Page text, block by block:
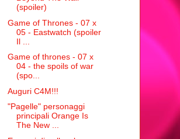
(spoiler)
Game of Thrones - 07 x
05 - Eastwatch (spoiler
Il ...
Game of thrones - 07 x
04 - the spoils of war
(spo...
Auguri C4M!!!
"Pagelle" personaggi
principali Orange Is
The New ...